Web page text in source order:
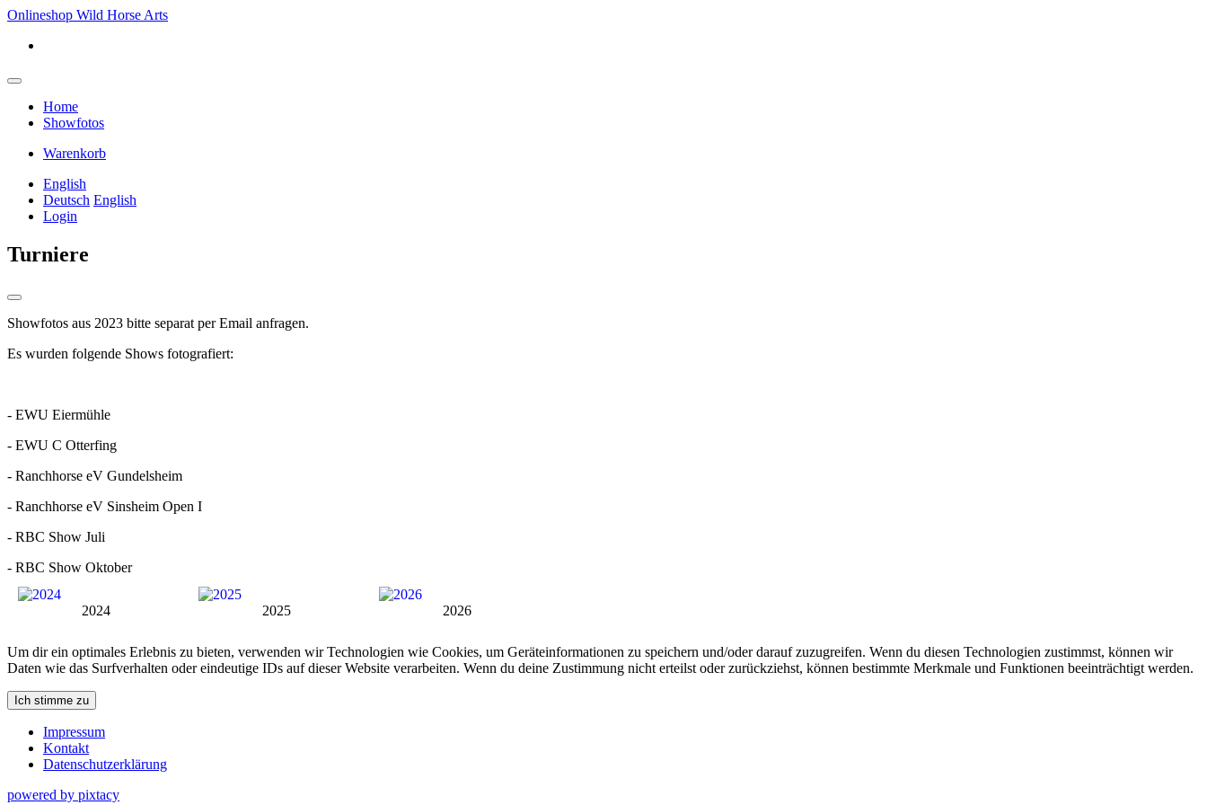
Onlineshop Wild Horse Arts
Home
Showfotos
Warenkorb
English
Deutsch English
Login
Turniere
Showfotos aus 2023 bitte separat per Email anfragen.
Es wurden folgende Shows fotografiert:
- EWU Eiermühle
- EWU C Otterfing
- Ranchhorse eV Gundelsheim
- Ranchhorse eV Sinsheim Open I
- RBC Show Juli
- RBC Show Oktober
2024 2025 2026
Um dir ein optimales Erlebnis zu bieten, verwenden wir Technologien wie Cookies, um Geräteinformationen zu speichern und/oder darauf zuzugreifen. Wenn du diesen Technologien zustimmst, können wir
Daten wie das Surfverhalten oder eindeutige IDs auf dieser Website verarbeiten. Wenn du deine Zustimmung nicht erteilst oder zurückziehst, können bestimmte Merkmale und Funktionen beeinträchtigt werden.
Ich stimme zu
Impressum
Kontakt
Datenschutzerklärung
powered by pixtacy